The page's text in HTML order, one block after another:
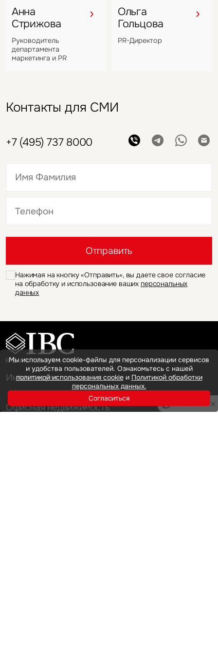
Анна
Стрижова
Руководитель
департамента
маркетинга и PR
Ольга
Гольцова
PR-Директор
Контакты для СМИ
+7 (495) 737 8000
Отправить
Нажимая на кнопку «Отправить», вы даете свое согласие
на обработку и использование ваших персональных
данных
Инвестиции
Офисная недвижимость
Мы используем cookie-файлы для персонализации сервисов
и удобства пользователей. Ознакомьтесь с нашей
политикой использования cookieи Политикой обработки
персональных данных.
Согласиться